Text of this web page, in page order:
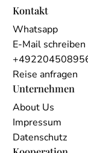
Kontakt
Whatsapp
E-Mail schreiben
Reise anfragen
Unternehmen
About Us
Impressum
Datenschutz